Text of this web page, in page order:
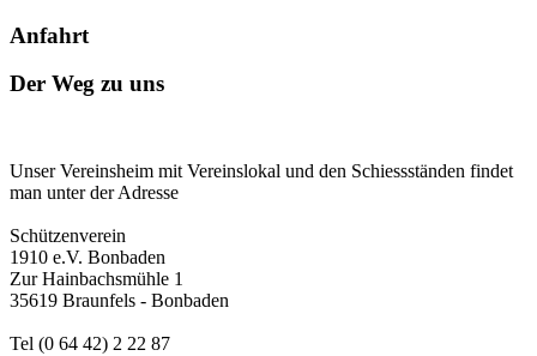
Anfahrt
Der Weg zu uns
Unser Vereinsheim mit Vereinslokal und den Schiessständen findet
man unter der Adresse
Schützenverein
1910 e.V. Bonbaden
Zur Hainbachsmühle 1
35619 Braunfels - Bonbaden
Tel (0 64 42) 2 22 87